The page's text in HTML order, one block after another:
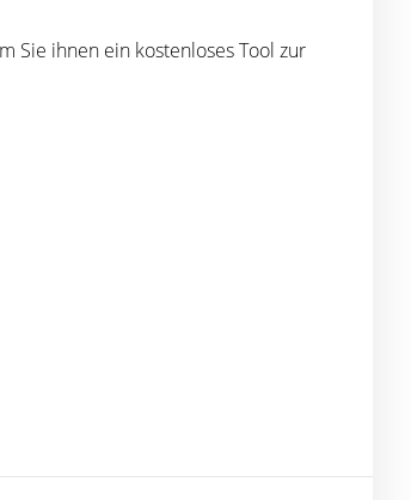
Sie ihnen ein kostenloses Tool zur